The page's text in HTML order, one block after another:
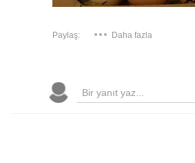
Paylaş: Daha fazla